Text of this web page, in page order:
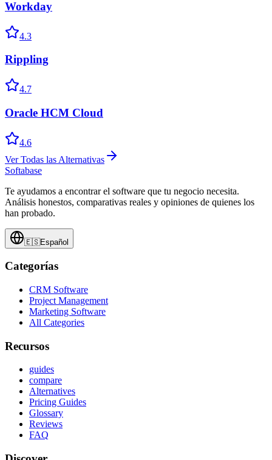
Workday
4.3
Rippling
4.7
Oracle HCM Cloud
4.6
Ver Todas las Alternativas
Softabase
Te ayudamos a encontrar el software que tu negocio necesita.
Análisis honestos, comparativas reales y opiniones de quienes los
han probado.
🇪🇸Español
Categorías
CRM Software
Project Management
Marketing Software
All Categories
Recursos
guides
compare
Alternatives
Pricing Guides
Glossary
Reviews
FAQ